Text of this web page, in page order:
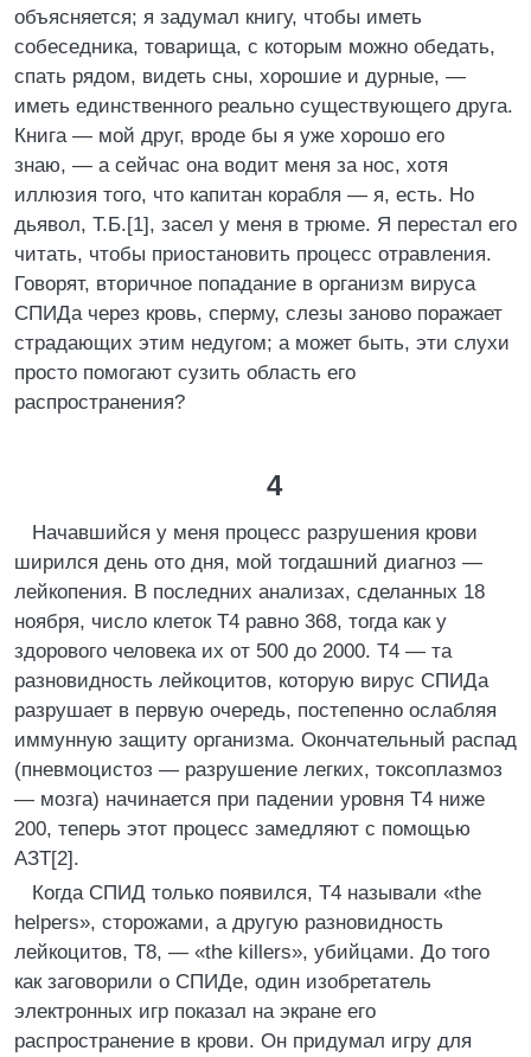
объясняется; я задумал книгу, чтобы иметь
собеседника, товарища, с которым можно обедать,
спать рядом, видеть сны, хорошие и дурные, —
иметь единственного реально существующего друга.
Книга — мой друг, вроде бы я уже хорошо его
знаю, — а сейчас она водит меня за нос, хотя
иллюзия того, что капитан корабля — я, есть. Но
дьявол, Т.Б.[1], засел у меня в трюме. Я перестал его
читать, чтобы приостановить процесс отравления.
Говорят, вторичное попадание в организм вируса
СПИДа через кровь, сперму, слезы заново поражает
страдающих этим недугом; а может быть, эти слухи
просто помогают сузить область его
распространения?
4
Начавшийся у меня процесс разрушения крови
ширился день ото дня, мой тогдашний диагноз —
лейкопения. В последних анализах, сделанных 18
ноября, число клеток Т4 равно 368, тогда как у
здорового человека их от 500 до 2000. Т4 — та
разновидность лейкоцитов, которую вирус СПИДа
разрушает в первую очередь, постепенно ослабляя
иммунную защиту организма. Окончательный распад
(пневмоцистоз — разрушение легких, токсоплазмоз
— мозга) начинается при падении уровня Т4 ниже
200, теперь этот процесс замедляют с помощью
АЗТ[2].
Когда СПИД только появился, Т4 называли «the
helpers», сторожами, а другую разновидность
лейкоцитов, Т8, — «the killers», убийцами. До того
как заговорили о СПИДе, один изобретатель
электронных игр показал на экране его
распространение в крови. Он придумал игру для